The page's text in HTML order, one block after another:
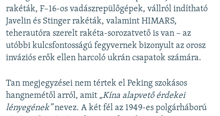
rakéták, F–16-os vadászrepülőgépek, vállról indítható
Javelin és Stinger rakéták, valamint HIMARS,
teherautóra szerelt rakéta-sorozatvető is van – az
utóbbi kulcsfontosságú fegyvernek bizonyult az orosz
inváziós erők ellen harcoló ukrán csapatok számára.
Tan megjegyzései nem tértek el Peking szokásos
hangnemétől arról, amit „Kína alapvető érdekei
lényegének”nevez. A két fél az 1949-es polgárháború